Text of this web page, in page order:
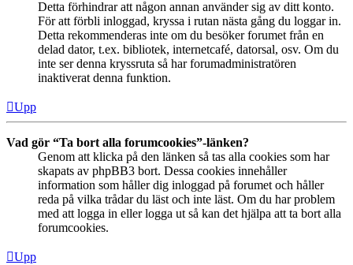
Detta förhindrar att någon annan använder sig av ditt konto.
För att förbli inloggad, kryssa i rutan nästa gång du loggar in.
Detta rekommenderas inte om du besöker forumet från en
delad dator, t.ex. bibliotek, internetcafé, datorsal, osv. Om du
inte ser denna kryssruta så har forumadministratören
inaktiverat denna funktion.
Upp
Vad gör “Ta bort alla forumcookies”-länken?
Genom att klicka på den länken så tas alla cookies som har
skapats av phpBB3 bort. Dessa cookies innehåller
information som håller dig inloggad på forumet och håller
reda på vilka trådar du läst och inte läst. Om du har problem
med att logga in eller logga ut så kan det hjälpa att ta bort alla
forumcookies.
Upp